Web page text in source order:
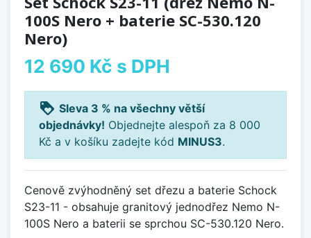
100S Nero + baterie SC-530.120
Nero)
12 690 Kč s DPH
loyalty Sleva 3 % na všechny větší
objednávky! Objednejte alespoň za 8 000
Kč a v košíku zadejte kód MINUS3.
Cenově zvýhodněný set dřezu a baterie Schock
S23-11 - obsahuje granitový jednodřez Nemo N-
100S Nero a baterii se sprchou SC-530.120 Nero.